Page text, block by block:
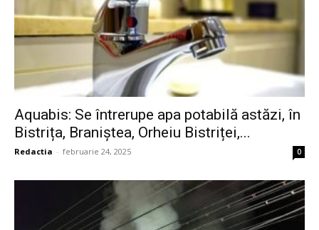
Aquabis: Se întrerupe apa potabilă astăzi, în
Bistrița, Braniștea, Orheiu Bistriței,...
Redactia - februarie 24, 2025 0